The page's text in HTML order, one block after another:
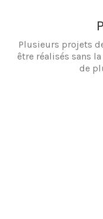
Plusieurs projets
être réalisés sans
de